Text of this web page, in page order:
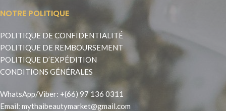
NOTRE POLITIQUE
POLITIQUE DE CONFIDENTIALITÉ
POLITIQUE DE REMBOURSEMENT
POLITIQUE D’EXPÉDITION
CONDITIONS GÉNÉRALES
WhatsApp/Viber: +(66) 97 136 0311
Email: mythaibeautymarket@gmail.com